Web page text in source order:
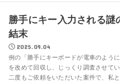
勝手にキー入力される謎
結末
2025.09.04
例の「勝手にキーボードが電車のよう
を改めて回収し、じっくり調査させて
二度もご依頼をいただいた案件で、私